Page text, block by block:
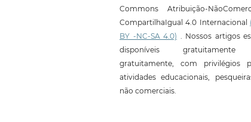
Commons Atribuição-
CompartilhaIgual 4.0 Internacional
BY -NC-SA 4.0) . Nossos artigos
disponíveis
gratuitamente, com privilégios
atividades educacionais,
não comerciais.